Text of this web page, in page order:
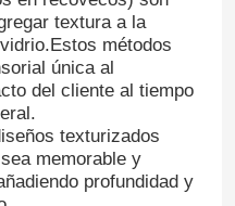
textura a la
métodos
única al
del cliente al tiempo
texturizados
memorable y
profundidad y